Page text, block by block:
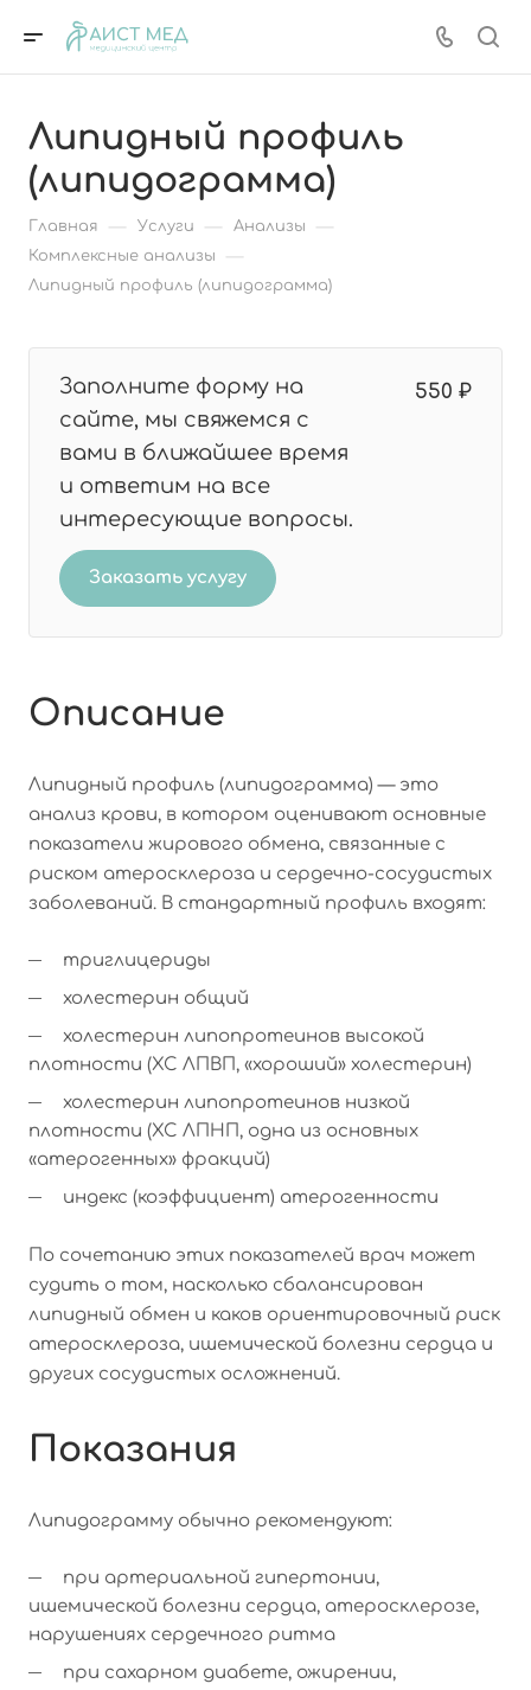
Липидный профиль
(липидограмма)
Главная — Услуги — Анализы —
Комплексные анализы —
Липидный профиль (липидограмма)
Заполните форму на
сайте, мы свяжемся с
вами в ближайшее время
и ответим на все
интересующие вопросы.
550 ₽
Заказать услугу
Описание
Липидный профиль (липидограмма) — это
анализ крови, в котором оценивают основные
показатели жирового обмена, связанные с
риском атеросклероза и сердечно-сосудистых
заболеваний. В стандартный профиль входят:
триглицериды
холестерин общий
холестерин липопротеинов высокой
плотности (ХС ЛПВП, «хороший» холестерин)
холестерин липопротеинов низкой
плотности (ХС ЛПНП, одна из основных
«атерогенных» фракций)
индекс (коэффициент) атерогенности
По сочетанию этих показателей врач может
судить о том, насколько сбалансирован
липидный обмен и каков ориентировочный риск
атеросклероза, ишемической болезни сердца и
других сосудистых осложнений.
Показания
Липидограмму обычно рекомендуют:
при артериальной гипертонии,
ишемической болезни сердца, атеросклерозе,
нарушениях сердечного ритма
при сахарном диабете, ожирении,